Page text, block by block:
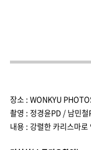
장소 : WONKYU
촬영 : 정경윤PD / 남민철
내용 : 강렬한 카리스마